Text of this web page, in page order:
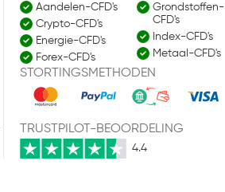
Aandelen-CFD's
Crypto-CFD's
Energie-CFD's
Forex-CFD's
Grondstoffen-
CFD's
Index-CFD's
Metaal-CFD's
STORTINGSMETHODEN
TRUSTPILOT-BEOORDELING
4.4